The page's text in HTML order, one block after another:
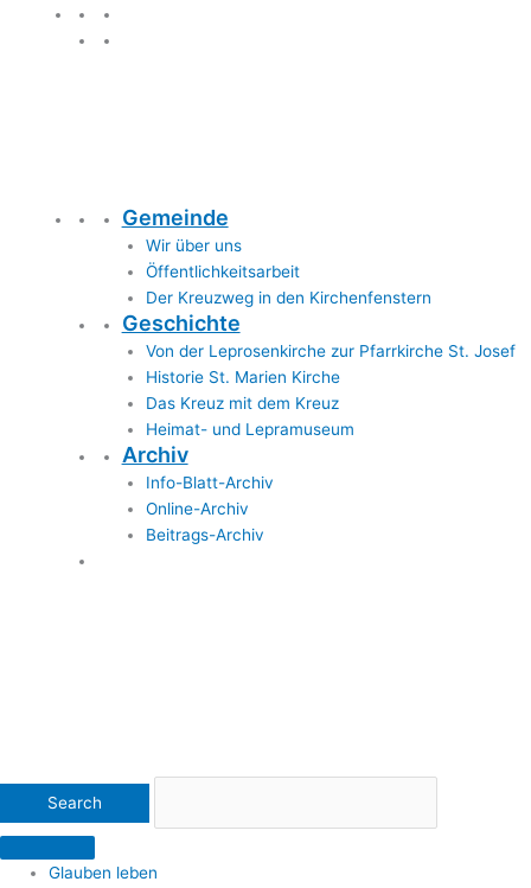
Gemeinde
Wir über uns
Öffentlichkeitsarbeit
Der Kreuzweg in den Kirchenfenstern
Geschichte
Von der Leprosenkirche zur Pfarrkirche St. Josef
Historie St. Marien Kirche
Das Kreuz mit dem Kreuz
Heimat- und Lepramuseum
Archiv
Info-Blatt-Archiv
Online-Archiv
Beitrags-Archiv
Glauben leben